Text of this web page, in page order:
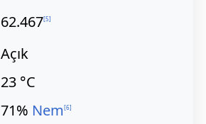
62.467[5]
Açık
23 °C
71% Nem[6]